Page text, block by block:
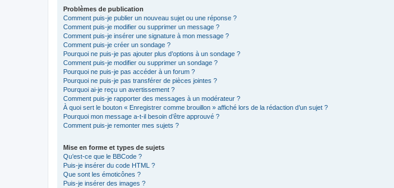
Problèmes de publication
Comment puis-je publier un nouveau sujet ou une réponse ?
Comment puis-je modifier ou supprimer un message ?
Comment puis-je insérer une signature à mon message ?
Comment puis-je créer un sondage ?
Pourquoi ne puis-je pas ajouter plus d’options à un sondage ?
Comment puis-je modifier ou supprimer un sondage ?
Pourquoi ne puis-je pas accéder à un forum ?
Pourquoi ne puis-je pas transférer de pièces jointes ?
Pourquoi ai-je reçu un avertissement ?
Comment puis-je rapporter des messages à un modérateur ?
À quoi sert le bouton « Enregistrer comme brouillon » affiché lors de la rédaction d’un sujet ?
Pourquoi mon message a-t-il besoin d’être approuvé ?
Comment puis-je remonter mes sujets ?
Mise en forme et types de sujets
Qu’est-ce que le BBCode ?
Puis-je insérer du code HTML ?
Que sont les émoticônes ?
Puis-je insérer des images ?